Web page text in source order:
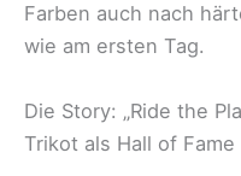
Farben auch nach
wie am ersten Tag.
Die Story: „Ride the
Trikot als Hall of Fame